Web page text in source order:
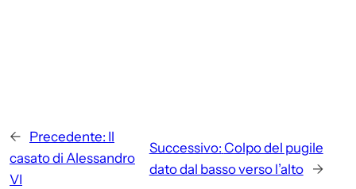
← Precedente: Il
casato di Alessandro
VI
Successivo: Colpo del pugile
dato dal basso verso l’alto
→